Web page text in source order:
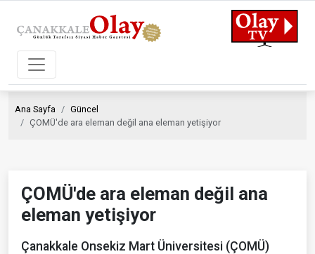
Ana Sayfa
Güncel
ÇOMÜ'de ara eleman değil ana eleman yetişiyor
ÇOMÜ'de ara eleman değil ana
eleman yetişiyor
Çanakkale Onsekiz Mart Üniversitesi (ÇOMÜ)